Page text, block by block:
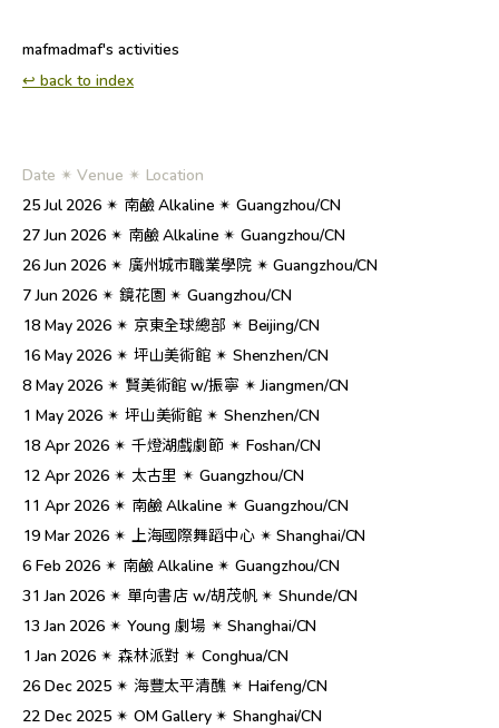
mafmadmaf's activities
↩︎ back to index
Date ✴︎ Venue ✴︎ Location
25 Jul 2026 ✴︎ 南鹼 Alkaline ✴︎ Guangzhou/CN
27 Jun 2026 ✴︎ 南鹼 Alkaline ✴︎ Guangzhou/CN
26 Jun 2026 ✴︎ 廣州城市職業學院 ✴︎ Guangzhou/CN
7 Jun 2026 ✴︎ 鏡花園 ✴︎ Guangzhou/CN
18 May 2026 ✴︎ 京東全球總部 ✴︎ Beijing/CN
16 May 2026 ✴︎ 坪山美術館 ✴︎ Shenzhen/CN
8 May 2026 ✴︎ 賢美術館 w/振寧 ✴︎ Jiangmen/CN
1 May 2026 ✴︎ 坪山美術館 ✴︎ Shenzhen/CN
18 Apr 2026 ✴︎ 千燈湖戲劇節 ✴︎ Foshan/CN
12 Apr 2026 ✴︎ 太古里 ✴︎ Guangzhou/CN
11 Apr 2026 ✴︎ 南鹼 Alkaline ✴︎ Guangzhou/CN
19 Mar 2026 ✴︎ 上海國際舞蹈中心 ✴︎ Shanghai/CN
6 Feb 2026 ✴︎ 南鹼 Alkaline ✴︎ Guangzhou/CN
31 Jan 2026 ✴︎ 單向書店 w/胡茂帆 ✴︎ Shunde/CN
13 Jan 2026 ✴︎ Young 劇場 ✴︎ Shanghai/CN
1 Jan 2026 ✴︎ 森林派對 ✴︎ Conghua/CN
26 Dec 2025 ✴︎ 海豐太平清醮 ✴︎ Haifeng/CN
22 Dec 2025 ✴︎ OM Gallery ✴︎ Shanghai/CN